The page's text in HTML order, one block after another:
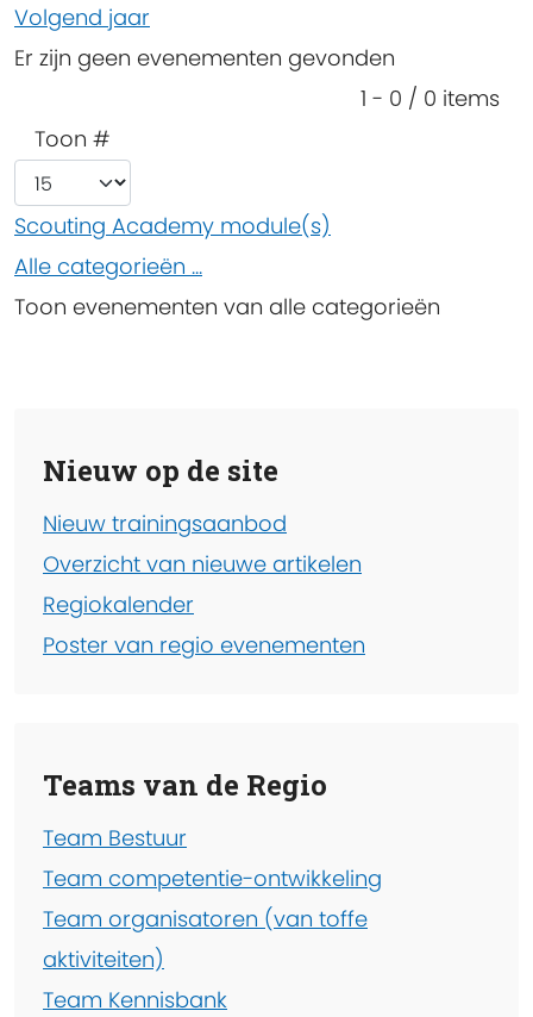
Volgend jaar
Er zijn geen evenementen gevonden
1 - 0 / 0 items
Toon #
Scouting Academy module(s)
Alle categorieën ...
Toon evenementen van alle categorieën
Nieuw op de site
Nieuw trainingsaanbod
Overzicht van nieuwe artikelen
Regiokalender
Poster van regio evenementen
Teams van de Regio
Team Bestuur
Team competentie-ontwikkeling
Team organisatoren (van toffe
aktiviteiten)
Team Kennisbank